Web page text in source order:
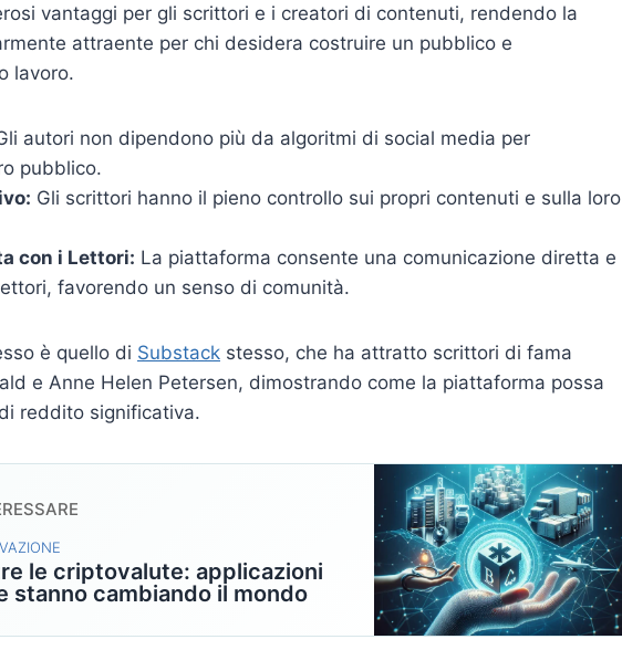
vantaggi per gli scrittori e i creatori di contenuti, rendendo la
attraente per chi desidera costruire un pubblico e
lavoro.
autori non dipendono più da algoritmi di social media per
pubblico.
Gli scrittori hanno il pieno controllo sui propri contenuti e sulla loro
con i Lettori: La piattaforma consente una comunicazione diretta e
favorendo un senso di comunità.
è quello di Substack stesso, che ha attratto scrittori di fama
e Anne Helen Petersen, dimostrando come la piattaforma possa
reddito significativa.
le criptovalute: applicazioni
stanno cambiando il mondo